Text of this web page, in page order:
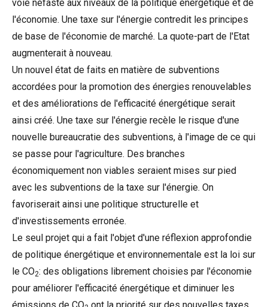
voie néfaste aux niveaux de la politique énergétique et de
l'économie. Une taxe sur l'énergie contredit les principes
de base de l'économie de marché. La quote-part de l'Etat
augmenterait à nouveau.
Un nouvel état de faits en matière de subventions
accordées pour la promotion des énergies renouvelables
et des améliorations de l'efficacité énergétique serait
ainsi créé. Une taxe sur l'énergie recèle le risque d'une
nouvelle bureaucratie des subventions, à l'image de ce qui
se passe pour l'agriculture. Des branches
économiquement non viables seraient mises sur pied
avec les subventions de la taxe sur l'énergie. On
favoriserait ainsi une politique structurelle et
d'investissements erronée.
Le seul projet qui a fait l'objet d'une réflexion approfondie
de politique énergétique et environnementale est la loi sur
le CO2: des obligations librement choisies par l'économie
pour améliorer l'efficacité énergétique et diminuer les